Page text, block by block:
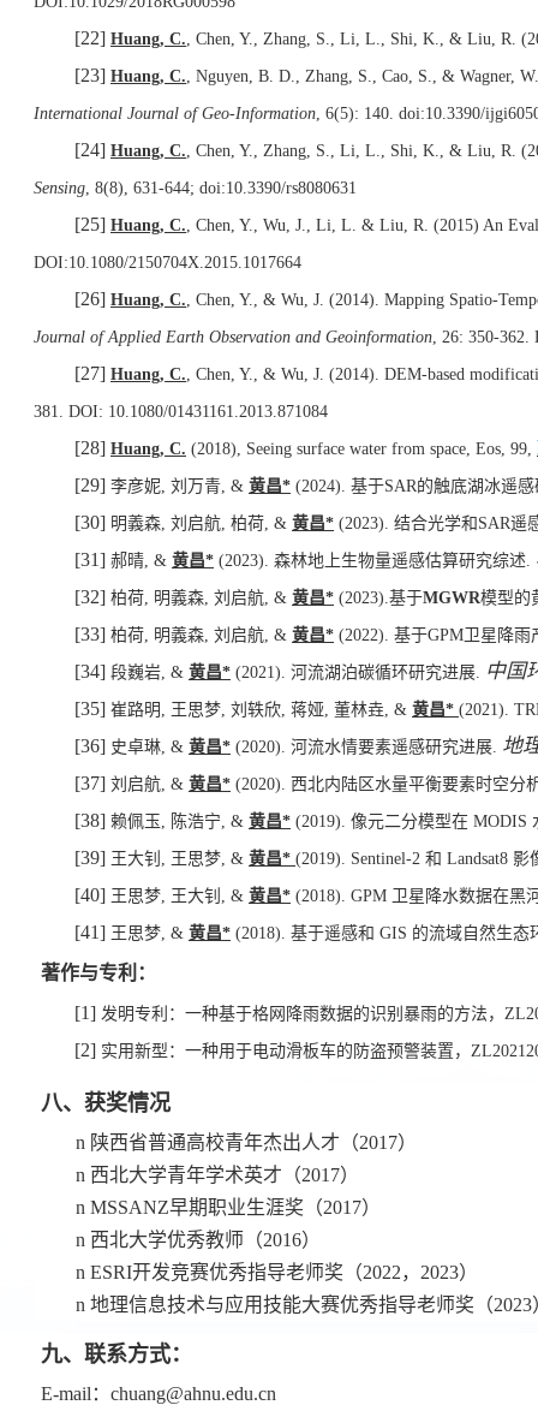
[22] Huang, C. , Chen, Y., Zhang, S., Li, L., Shi, K., & Liu, R.
[23] Huang, C. , Nguyen, B. D., Zhang, S., Cao, S., & Wagner,
International Journal of Geo-Information , 6(5): 140. doi:10.3390/
[24] Huang, C. , Chen, Y., Zhang, S., Li, L., Shi, K., & Liu, R.
Sensing , 8(8), 631-644; doi:10.3390/rs8080631
[25] Huang, C. , Chen, Y., Wu, J., Li, L. & Liu, R. (2015) An
DOI:10.1080/2150704X.2015.1017664
[26] Huang, C. Chen, Y., & Wu, J. (2014). Mapping Spatio-
Journal of Applied Earth Observation and Geoinformation , 26: 350-
[27] Huang, C. , Chen, Y., & Wu, J. (2014). DEM-based
381. DOI: 10.1080/01431161.2013.871084
[28] Huang, C. (2018), Seeing surface water from space, Eos, 99,
[29] 李彦妮 刘万青 , & 黄昌* (2024). 基于SAR的触底湖冰遥
[30] 明義森 刘启航 柏荷 , & 黄昌* (2023). 结合光学和 SAR遥
[31] 郝晴 , & 黄昌* (2023). 森林地上生物量遥感估算研究综述
[32] 柏荷 明義森 刘启航 , & 黄昌* (2023). 基于MGWR模型的
[33] 柏荷 明義森 刘启航 , & 黄昌* (2022). 基于GPM 卫星降
[34] 段巍岩 , & 黄昌* (2021). 河流湖泊碳循环研究进展 中国
[35] 崔路明 王思梦 刘轶欣 蒋娅 董林垚 , & 黄昌* (2021).
[36] 史卓琳 , & 黄昌* (2020). 河流水情要素遥感研究进展 地
[37] 刘启航 , & 黄昌* (2020). 西北内陆区水量平衡要素时空分
[38] 赖佩玉 陈浩宁 , & 黄昌* (2019). 像元二分模型在 MODIS
[39] 王大钊 王思梦 , & 黄昌* (2019). Sentinel-2 和 Landsat8 影
[40] 王思梦 王大钊 , & 黄昌* (2018). GPM 卫星降水数据在黑
[41] 王思梦 , & 黄昌* (2018). 基于遥感和 GIS 的流域自然生态
著作与专利：
[1] 发明专利：一种基于格网降雨数据的识别暴雨的方法，
[2] 实用新型：一种用于电动滑板车的防盗预警装置，
八、获奖情况
n 陕西省普通高校青年杰出人才（2017）
n 西北大学青年学术英才（2017）
n MSSANZ早期职业生涯奖（2017）
n 西北大学优秀教师（2016）
n ESRI开发竞赛优秀指导老师奖（2022， 2023）
n 地理信息技术与应用技能大赛优秀指导老师奖（2023
九、联系方式：
E-mail ： chuang@ahnu.edu.cn